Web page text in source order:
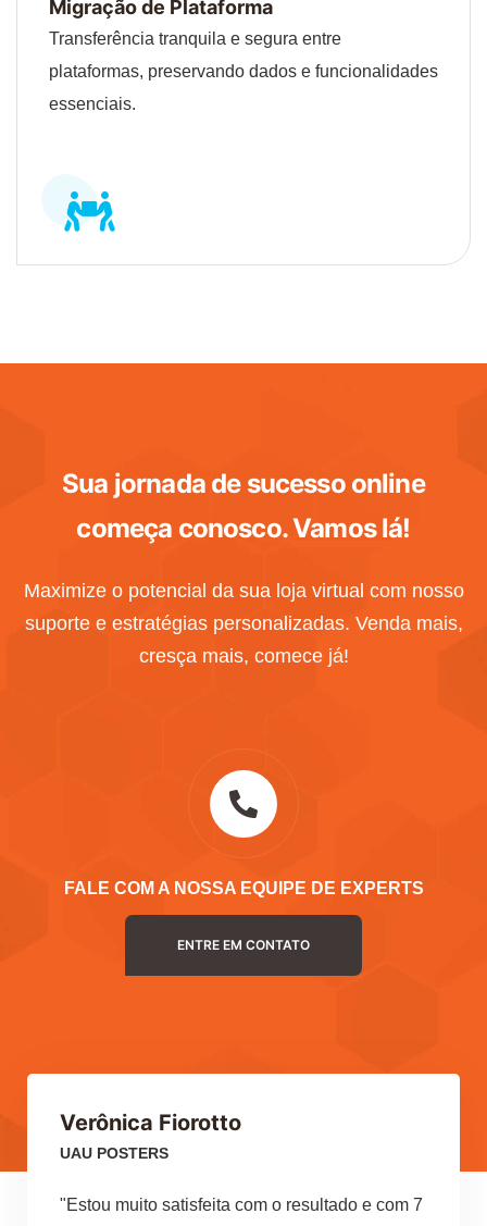
Migração de Plataforma
Transferência tranquila e segura entre
plataformas, preservando dados e funcionalidades
essenciais.
Sua jornada de sucesso online
começa conosco.Vamos lá!
Maximize o potencial da sua loja virtual com nosso
suporte e estratégias personalizadas. Venda mais,
cresça mais, comece já!
FALE COM A NOSSA EQUIPE DE EXPERTS
ENTRE EM CONTATO
Verônica Fiorotto
UAU POSTERS
"Estou muito satisfeita com o resultado e com 7